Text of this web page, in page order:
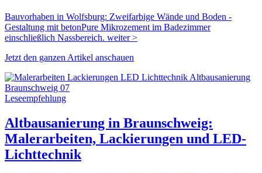
Bauvorhaben in Wolfsburg: Zweifarbige Wände und Boden -
Gestaltung mit betonPure Mikrozement im Badezimmer
einschließlich Nassbereich. weiter >
Jetzt den ganzen Artikel anschauen
Leseempfehlung
Altbausanierung in Braunschweig:
Malerarbeiten, Lackierungen und LED-
Lichttechnik